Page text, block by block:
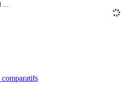
comparatifs